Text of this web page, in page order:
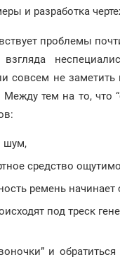
и разработка
проблемы
совсем не заметить
тем на то, что
шум,
средство
ремень начинает
под треск
и